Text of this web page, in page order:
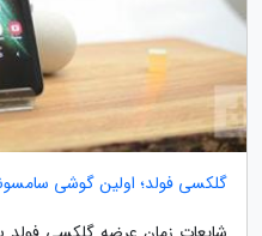
گلکسی فولد؛ اولین گوشی